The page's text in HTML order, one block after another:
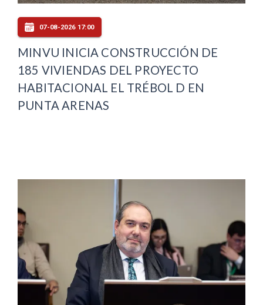
07-08-2026 17:00
MINVU INICIA CONSTRUCCIÓN DE
185 VIVIENDAS DEL PROYECTO
HABITACIONAL EL TRÉBOL D EN
PUNTA ARENAS